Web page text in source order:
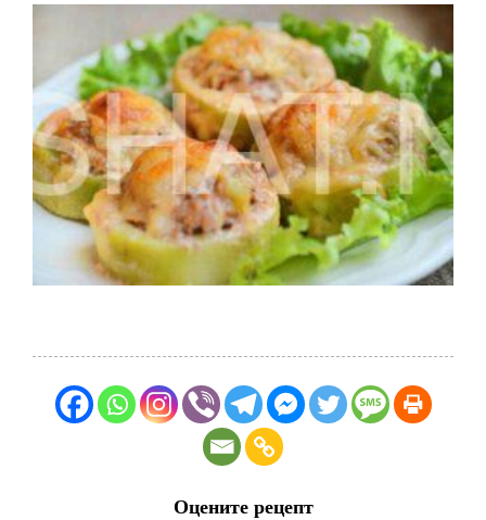
Оцените рецепт